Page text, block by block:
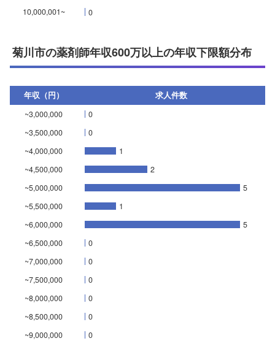
10,000,001~
0
菊川市の薬剤師年収600万以上の年収下限額分布
年収（円）
求人件数
~3,000,000
0
~3,500,000
0
~4,000,000
1
~4,500,000
2
~5,000,000
5
~5,500,000
1
~6,000,000
5
~6,500,000
0
~7,000,000
0
~7,500,000
0
~8,000,000
0
~8,500,000
0
~9,000,000
0